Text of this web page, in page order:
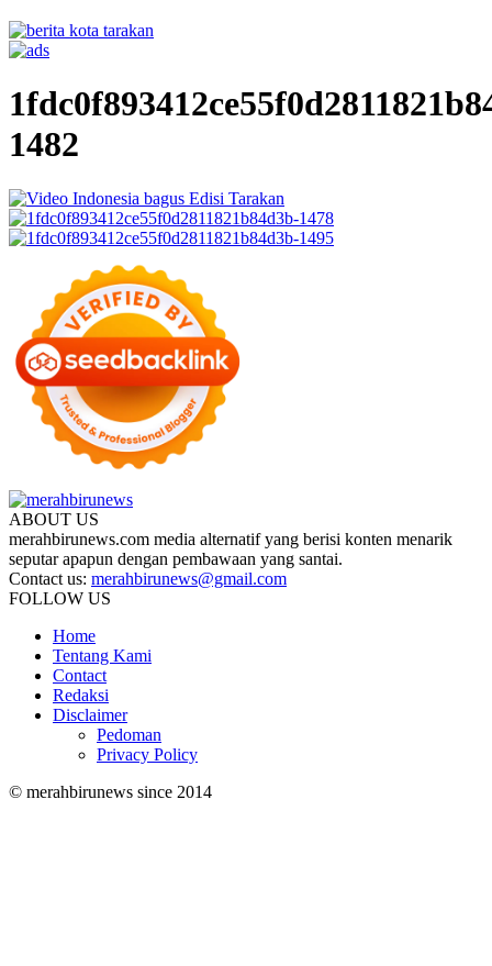
1482
ABOUT US
merahbirunews.com media alternatif yang berisi konten menarik
seputar apapun dengan pembawaan yang santai.
Contact us: merahbirunews@gmail.com
FOLLOW US
Home
Tentang Kami
Contact
Redaksi
Disclaimer
Pedoman
Privacy Policy
© merahbirunews since 2014